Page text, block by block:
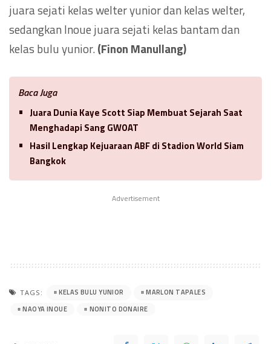
juara sejati kelas welter yunior dan kelas welter,
sedangkan Inoue juara sejati kelas bantam dan
kelas bulu yunior.(Finon Manullang)
Baca Juga
Juara Dunia Kaye Scott Siap Membuat Sejarah Saat
Menghadapi Sang GWOAT
Hasil Lengkap Kejuaraan ABF di Stadion World Siam
Bangkok
Advertisement
TAGS: KELAS BULU YUNIOR
MARLON TAPALES
NAOYA INOUE
NONITO DONAIRE